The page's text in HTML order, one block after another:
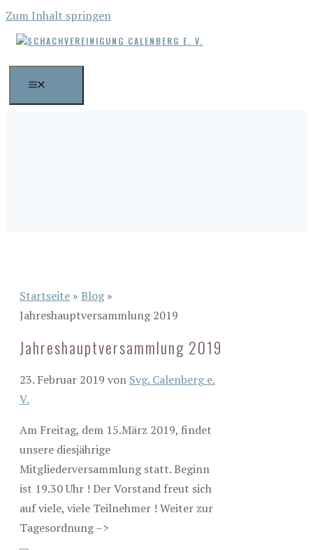
Zum Inhalt springen
Startseite » Blog»
Jahreshauptversammlung 2019
Jahreshauptversammlung 2019
23. Februar 2019 von Svg. Calenberg e.
V.
Am Freitag, dem 15.März 2019, findet
unsere diesjährige
Mitgliederversammlung statt. Beginn
ist 19.30 Uhr ! Der Vorstand freut sich
auf viele, viele Teilnehmer ! Weiter zur
Tagesordnung –>